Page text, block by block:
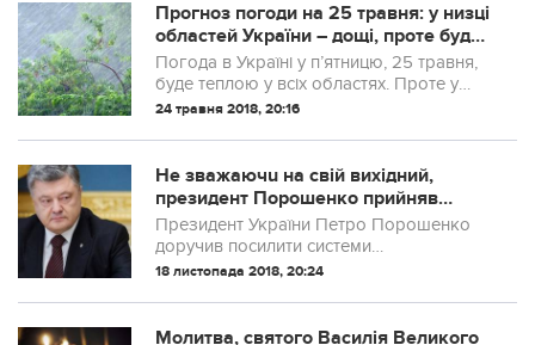
Прогноз погоди на 25 травня: у низці
областей України – дощі, проте буде
тепло
Погода в Україні у п’ятницю, 25 травня,
буде теплою у всіх областях. Проте у
західних регіонах країни та частині
території погода буде сухою та
сонячною.
24 травня 2018, 20:16
Не зважаючu на свій вихідний,
президент Порошенко прийняв
важливе рішення по війні з Росією.
Президент України Петро Порошенко
доручив посилити системи
радіоелектронної боротьби і побудувати
вітчизняної сировини.
18 листопада 2018, 20:24
Молитва, святого Василія Великого